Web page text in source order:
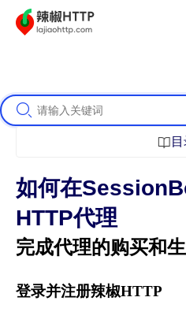
如何在
HTTP代理
完成代理的购买和
登录并注册辣椒HTTP